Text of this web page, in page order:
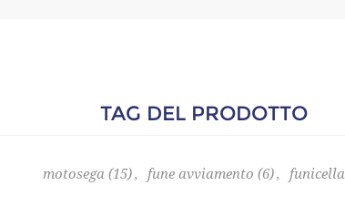
TAG DEL PRODOTTO
motosega (15), fune avviamento (6), funicella